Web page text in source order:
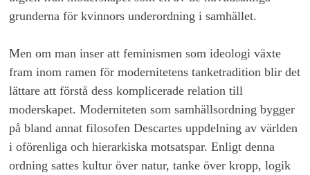
grunderna för kvinnors underordning i samhället.
Men om man inser att feminismen som ideologi växte
fram inom ramen för modernitetens tanketradition blir det
lättare att förstå dess komplicerade relation till
moderskapet. Moderniteten som samhällsordning bygger
på bland annat filosofen Descartes uppdelning av världen
i oförenliga och hierarkiska motsatspar. Enligt denna
ordning sattes kultur över natur, tanke över kropp, logik